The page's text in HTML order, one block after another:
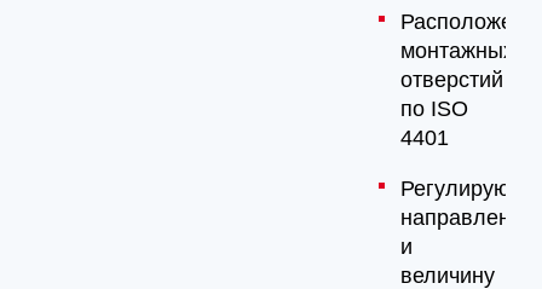
монтажных
отверстий
по ISO
4401
Регулируют
направление
и
величину